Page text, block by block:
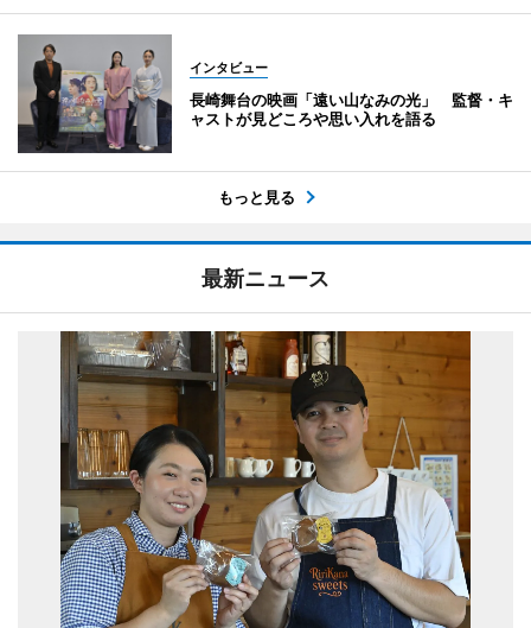
インタビュー
長崎舞台の映画「遠い山なみの光」 監督・キ
ャストが見どころや思い入れを語る
もっと見る
最新ニュース